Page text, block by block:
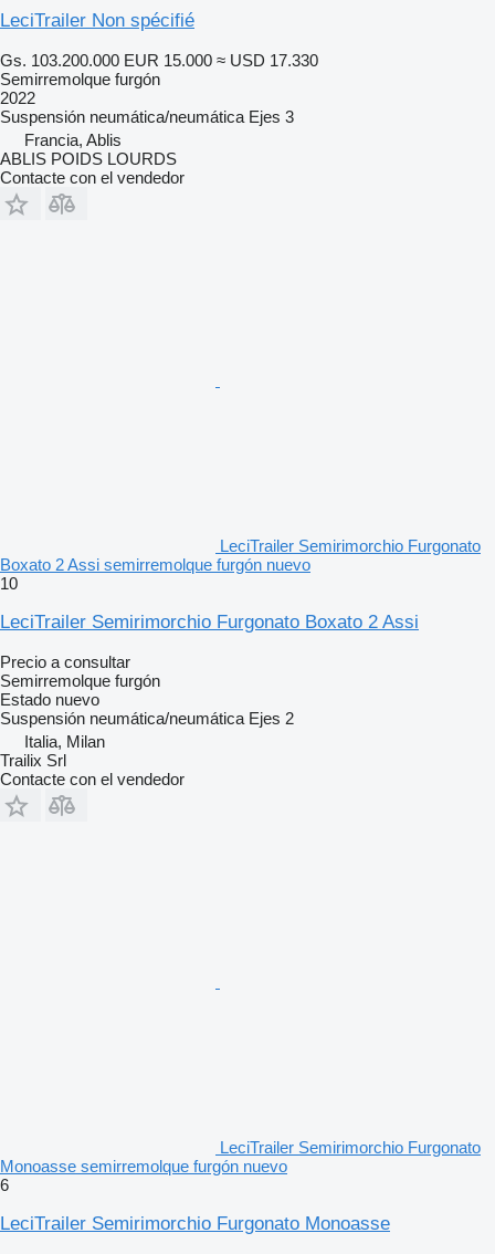
LeciTrailer Non spécifié
Gs. 103.200.000 EUR 15.000 ≈ USD 17.330
Semirremolque furgón
2022
Suspensión neumática/neumática Ejes 3
Francia, Ablis
ABLIS POIDS LOURDS
Contacte con el vendedor
LeciTrailer Semirimorchio Furgonato
Boxato 2 Assi semirremolque furgón nuevo
10
LeciTrailer Semirimorchio Furgonato Boxato 2 Assi
Precio a consultar
Semirremolque furgón
Estado nuevo
Suspensión neumática/neumática Ejes 2
Italia, Milan
Trailix Srl
Contacte con el vendedor
LeciTrailer Semirimorchio Furgonato
Monoasse semirremolque furgón nuevo
6
LeciTrailer Semirimorchio Furgonato Monoasse